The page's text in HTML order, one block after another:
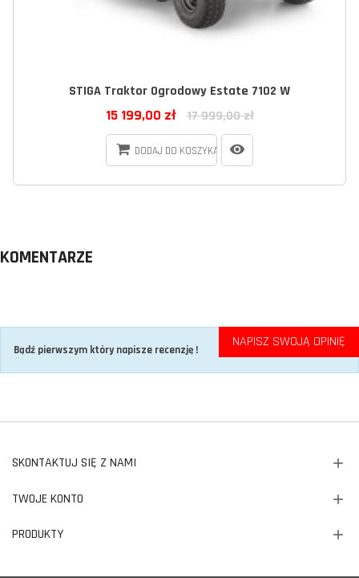
STIGA Traktor Ogrodowy Estate 7102 W
15 199,00 zł 17 999,00 zł
DODAJ DO KOSZYKA
KOMENTARZE
NAPISZ SWOJĄ OPINIĘ
Bądź pierwszym który napisze recenzję !
SKONTAKTUJ SIĘ Z NAMI
TWOJE KONTO
PRODUKTY